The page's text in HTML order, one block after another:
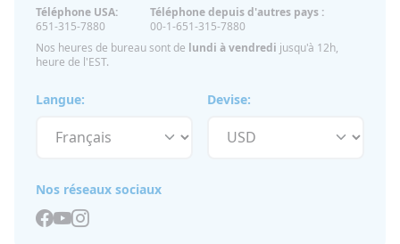
Langue: Devise:
Téléphone USA:
651-315-7880
Téléphone depuis d'autres pays :
00-1-651-315-7880
Nos heures de bureau sont de lundi à vendredi jusqu'à 12h,
heure de l'EST.
Nos réseaux sociaux